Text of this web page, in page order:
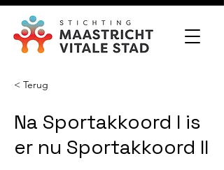
< Terug
Na Sportakkoord I is
er nu Sportakkoord II